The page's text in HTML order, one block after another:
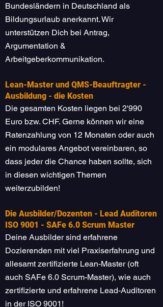
Bundesländern in Deutschland als
Bildungsurlaub anerkannt. Wir
unterstützen Dich bei Antrag,
Argumentation &
Arbeitgeberkommunikation.
Lean-Master und QMS-Beauftragter -
Ausbildung - die Kosten
Die gesamten Kosten liegen bei 2'990
Euro bzw. CHF. Gerne können wir eine
Ratenzahlung von 12 Monaten oder auch
ein modulares Angebot vereinbaren, so
dass jeder die Chance haben sollte, sich
in diesen wichtigen Themen
weiterzubilden!
Die Ausbilder/Dozenten - Lead Auditoren
ISO 9001 - SAFe 6.0 Scrum Master
Deine Ausbilder sind erfahrene
Dozierenden mit viel Praxiserfahrung und
allesamt zertifizierte Lean-Master (oft
auch SAFe 6.0 Scrum-Master), wie auch
zertifizierte und erfahrene Lead-Auditoren
in der ISO 9001!